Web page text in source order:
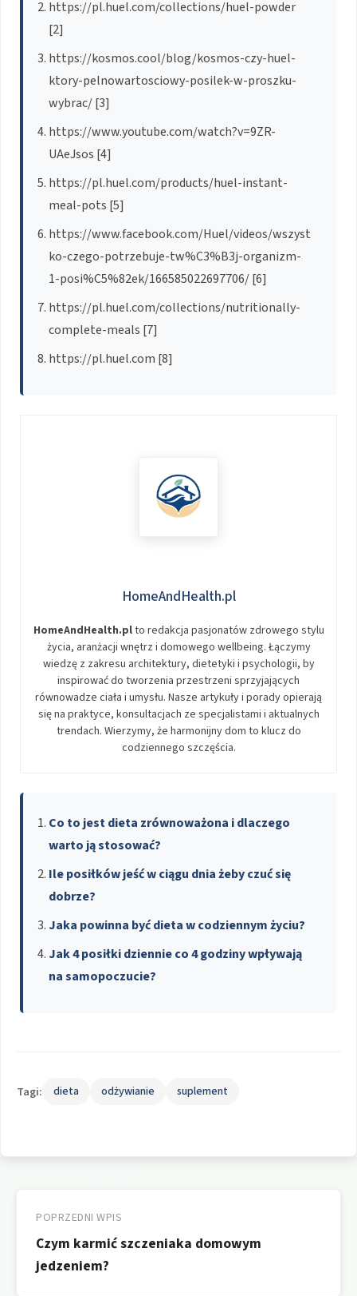
https://pl.huel.com/collections/huel-powder
[2]
https://kosmos.cool/blog/kosmos-czy-huel-
ktory-pelnowartosciowy-posilek-w-proszku-
wybrac/ [3]
https://www.youtube.com/watch?v=9ZR-
UAeJsos [4]
https://pl.huel.com/products/huel-instant-
meal-pots [5]
https://www.facebook.com/Huel/videos/wszyst
ko-czego-potrzebuje-tw%C3%B3j-organizm-
1-posi%C5%82ek/166585022697706/ [6]
https://pl.huel.com/collections/nutritionally-
complete-meals [7]
https://pl.huel.com [8]
HomeAndHealth.pl
HomeAndHealth.plto redakcja pasjonatów zdrowego stylu
życia, aranżacji wnętrz i domowego wellbeing. Łączymy
wiedzę z zakresu architektury, dietetyki i psychologii, by
inspirować do tworzenia przestrzeni sprzyjających
równowadze ciała i umysłu. Nasze artykuły i porady opierają
się na praktyce, konsultacjach ze specjalistami i aktualnych
trendach. Wierzymy, że harmonijny dom to klucz do
codziennego szczęścia.
Co to jest dieta zrównoważona i dlaczego
warto ją stosować?
Ile posiłków jeść w ciągu dnia żeby czuć się
dobrze?
Jaka powinna być dieta w codziennym życiu?
Jak 4 posiłki dziennie co 4 godziny wpływają
na samopoczucie?
Tagi: dieta odżywianie suplement
wpisu
POPRZEDNI WPIS
Czym karmić szczeniaka domowym
jedzeniem?